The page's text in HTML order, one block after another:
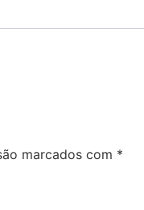
marcados com *